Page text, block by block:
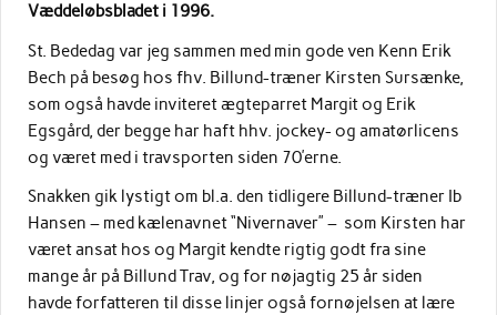
Væddeløbsbladet i 1996.
St. Bededag var jeg sammen med min gode ven Kenn Erik
Bech på besøg hos fhv. Billund-træner Kirsten Sursænke,
som også havde inviteret ægteparret Margit og Erik
Egsgård, der begge har haft hhv. jockey- og amatørlicens
og været med i travsporten siden 70’erne.
Snakken gik lystigt om bl.a. den tidligere Billund-træner Ib
Hansen – med kælenavnet “Nivernaver” – som Kirsten har
været ansat hos og Margit kendte rigtig godt fra sine
mange år på Billund Trav, og for nøjagtig 25 år siden
havde forfatteren til disse linjer også fornøjelsen at lære